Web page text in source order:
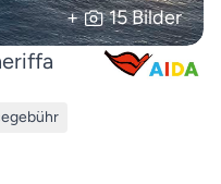
+ 15 Bilder